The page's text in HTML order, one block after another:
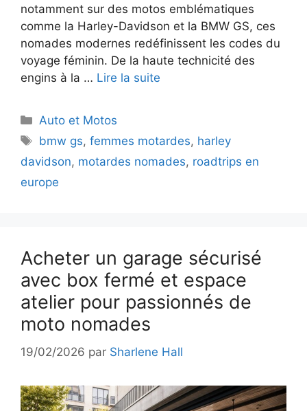
notamment sur des motos emblématiques
comme la Harley-Davidson et la BMW GS, ces
nomades modernes redéfinissent les codes du
voyage féminin. De la haute technicité des
engins à la … Lire la suite
Catégories
Auto et Motos
Étiquettes
bmw gs,femmes motardes, harley
davidson, motardes nomades, roadtrips en
europe
Acheter un garage sécurisé
avec box fermé et espace
atelier pour passionnés de
moto nomades
19/02/2026 par Sharlene Hall